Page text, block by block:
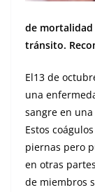
de mortalidad
tránsito.
El13 de
una
sangre en
Estos
piernas pero
en otras
de miembros